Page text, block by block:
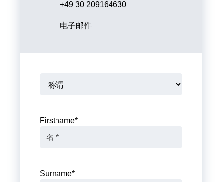
+49 30 209164630
电子邮件
Firstname*
Surname*